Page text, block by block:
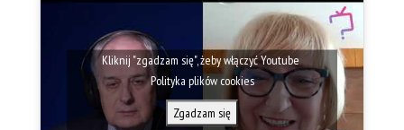
Kliknij "zgadzam się", żeby włączyć Youtube
Polityka plików cookies
Zgadzam się